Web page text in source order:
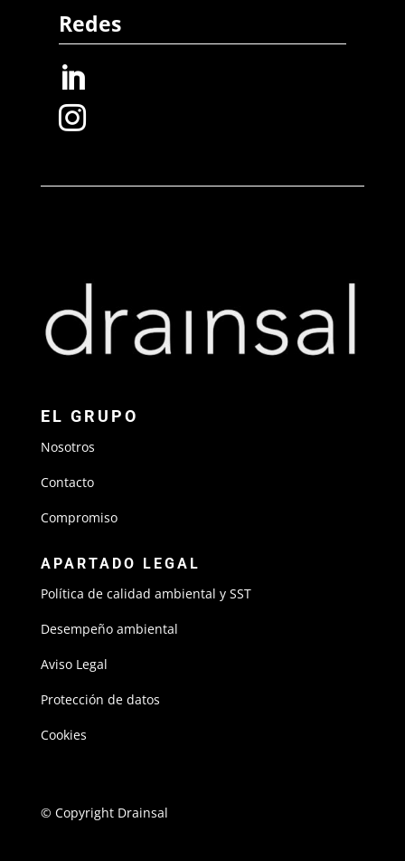
Redes


EL GRUPO
Nosotros
Contacto
Compromiso
APARTADO LEGAL
Política de calidad ambiental y SST
Desempeño ambiental
Aviso Legal
Protección de datos
Cookies
© Copyright Drainsal